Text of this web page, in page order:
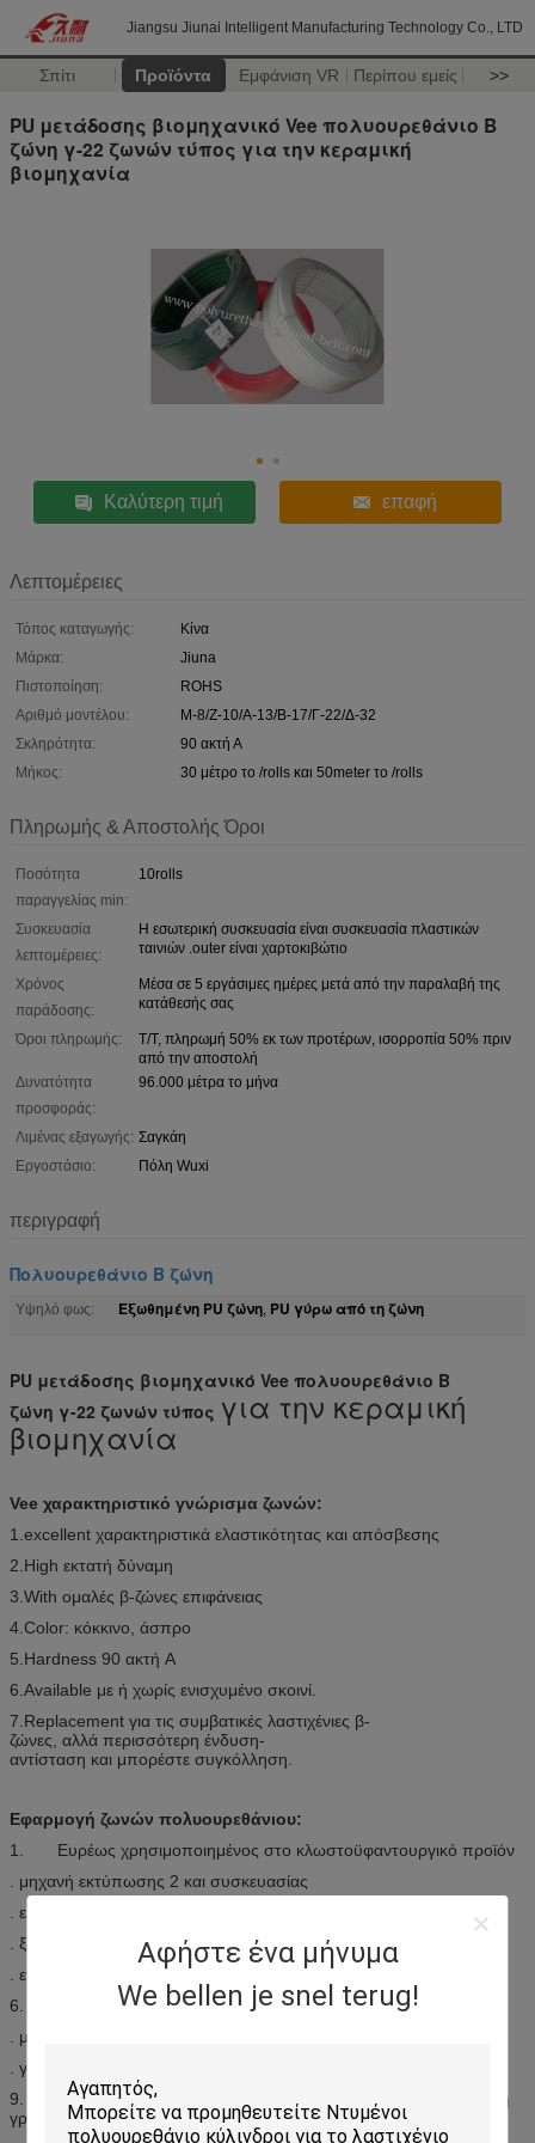
Jiangsu Jiunai Intelligent Manufacturing Technology Co., LTD
Σπίτι Προϊόντα Εμφάνιση VR Περίπου εμείς >>
Αφήστε ένα μήνυμα
We bellen je snel terug!
PU μετάδοσης βιομηχανικό Vee πολυουρεθάνιο Β
ζώνη γ-22 ζωνών τύπος για την κεραμική
βιομηχανία
Καλύτερη τιμή επαφή
Λεπτομέρειες
Τόπος καταγωγής:
Κίνα
Μάρκα:
Jiuna
Πιστοποίηση:
ROHS
Αριθμό μοντέλου:
Μ-8/Ζ-10/Α-13/Β-17/Γ-22/Δ-32
Σκληρότητα:
90 ακτή Α
Μήκος:
30 μέτρο το /rolls και 50meter το /rolls
Πληρωμής & Αποστολής Όροι
Ποσότητα
παραγγελίας min:
10rolls
Συσκευασία
λεπτομέρειες:
Η εσωτερική συσκευασία είναι συσκευασία πλαστικών
ταινιών .outer είναι χαρτοκιβώτιο
Χρόνος
παράδοσης:
Μέσα σε 5 εργάσιμες ημέρες μετά από την παραλαβή της
κατάθεσής σας
Όροι πληρωμής:
T/T, πληρωμή 50% εκ των προτέρων, ισορροπία 50% πριν
από την αποστολή
Δυνατότητα
προσφοράς:
96.000 μέτρα το μήνα
Λιμένας εξαγωγής: Σαγκάη
Εργοστάσιο:
Πόλη Wuxi
περιγραφή
Πολυουρεθάνιο Β ζώνη
Υψηλό φως: Εξωθημένη PU ζώνη, PU γύρω από τη ζώνη
PU μετάδοσης βιομηχανικό Vee πολυουρεθάνιο Β
ζώνη γ-22 ζωνών τύπος για την κεραμική
βιομηχανία
Vee χαρακτηριστικό γνώρισμα ζωνών:
1.excellent χαρακτηριστικά ελαστικότητας και απόσβεσης
2.High εκτατή δύναμη
3.With ομαλές β-ζώνες επιφάνειας
4.Color: κόκκινο, άσπρο
5.Hardness 90 ακτή Α
6.Available με ή χωρίς ενισχυμένο σκοινί.
7.Replacement για τις συμβατικές λαστιχένιες β-
ζώνες, αλλά περισσότερη ένδυση-
αντίσταση και μπορέστε συγκόλληση.
Εφαρμογή ζωνών πολυουρεθάνιου:
1. Ευρέως χρησιμοποιημένος στο κλωστοϋφαντουργικό προϊόν
. μηχανή εκτύπωσης 2 και συσκευασίας
. επεξεργασία τροφίμων 3 & ποτών
. ξύλινη επεξεργασία 4
. επεξεργασία εγγράφου 5
6. ηλεκτρονικά
. μετα υπηρεσία 7
. γραμμή μετάδοσης καπνών 8
9. Κεραμίδι πατωμάτων τοίχων που μεταβιβάζει τη βιομηχανική
γραμμή